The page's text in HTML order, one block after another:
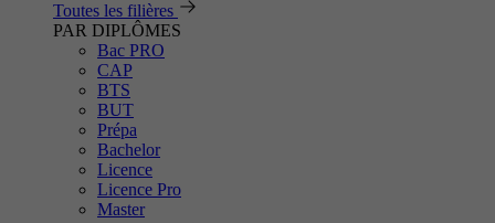
Toutes les filières
PAR DIPLÔMES
Bac PRO
CAP
BTS
BUT
Prépa
Bachelor
Licence
Licence Pro
Master